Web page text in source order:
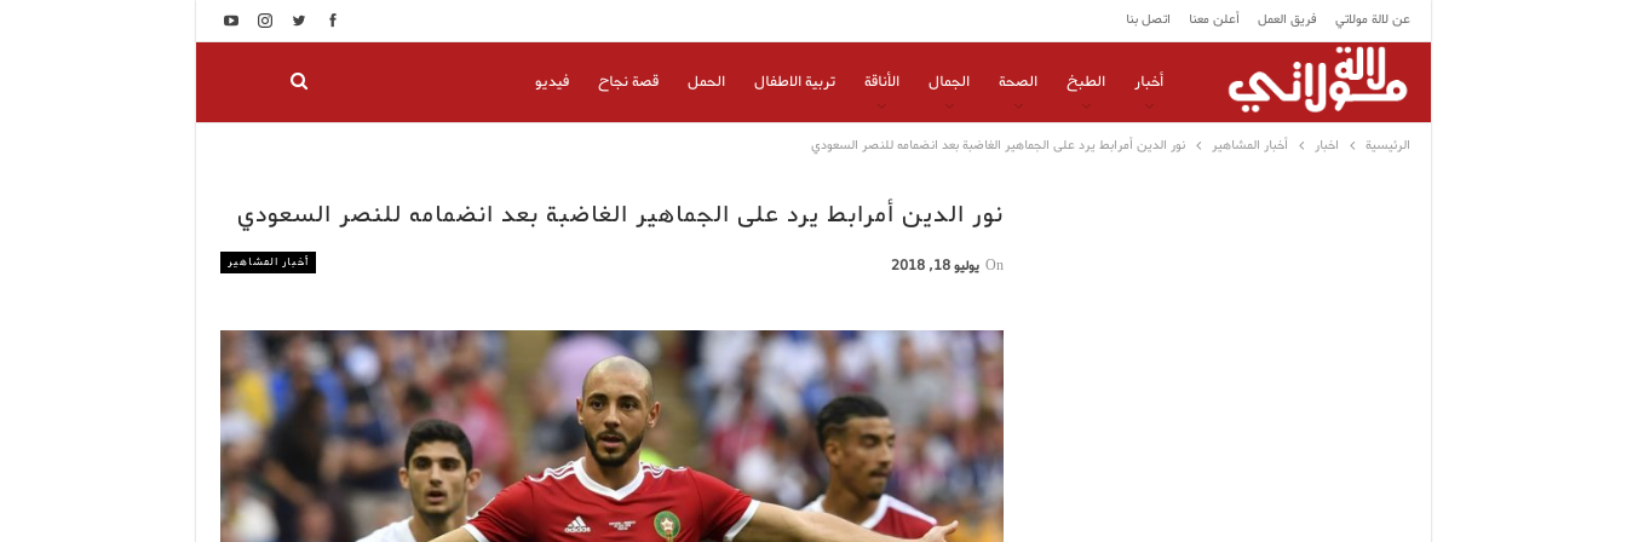
عن لالة مولاتي فريق العمل أعلن معنا اتصل بنا
أخبار الطبخ الصحة الجمال الأناقة تربية الاطفال الحمل قصة نجاح فيديو
الرئيسية اخبار أخبار المشاهير نور الدين أمرابط يرد على الجماهير الغاضبة بعد انضمامه للنصر السعودي
نور الدين أمرابط يرد على الجماهير الغاضبة بعد انضمامه للنصر السعودي
أخبار المشاهير On يوليو 18, 2018